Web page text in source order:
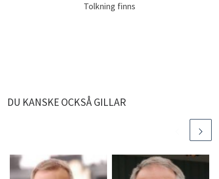
Tolkning finns
DU KANSKE OCKSÅ GILLAR